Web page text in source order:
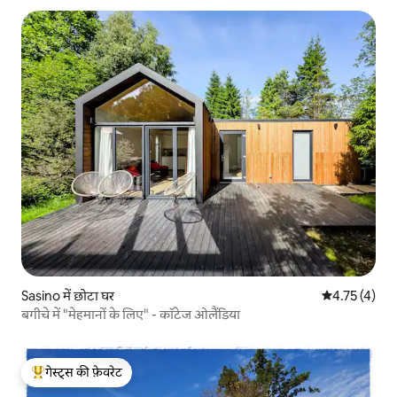
Sasino में छोटा घर औसत रेटिंग 5
4.75 (4)
बगीचे में "मेहमानों के लिए" - कॉटेज ओलैंडिया
गेस्ट्स का टॉप फ़ेवरेट
गेस्ट्स की फ़ेवरेट